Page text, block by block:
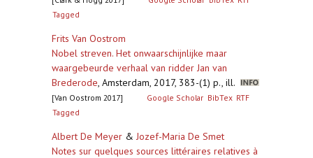
Tagged
Frits Van Oostrom
Nobel streven. Het onwaarschijnlijke maar
waargebeurde verhaal van ridder Jan van
Brederode, Amsterdam, 2017, 383-(1) p., ill.
[Van Oostrom 2017] Google Scholar BibTex RTF
Tagged
Albert De Meyer & Jozef-Maria De Smet
Notes sur quelques sources littéraires relatives à